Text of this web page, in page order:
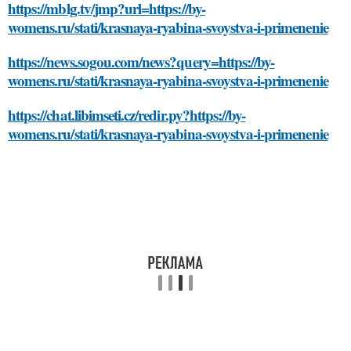
https://mblg.tv/jmp?url=https://by-
womens.ru/stati/krasnaya-ryabina-svoystva-i-primenenie
https://news.sogou.com/news?query=https://by-
womens.ru/stati/krasnaya-ryabina-svoystva-i-primenenie
https://chat.libimseti.cz/redir.py?https://by-
womens.ru/stati/krasnaya-ryabina-svoystva-i-primenenie